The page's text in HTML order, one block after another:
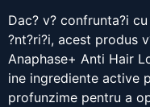
Dac? v? confrunta?i
?nt?ri?i, acest produs
Anaphase+ Anti Hair
ine ingrediente active
profunzime pentru a